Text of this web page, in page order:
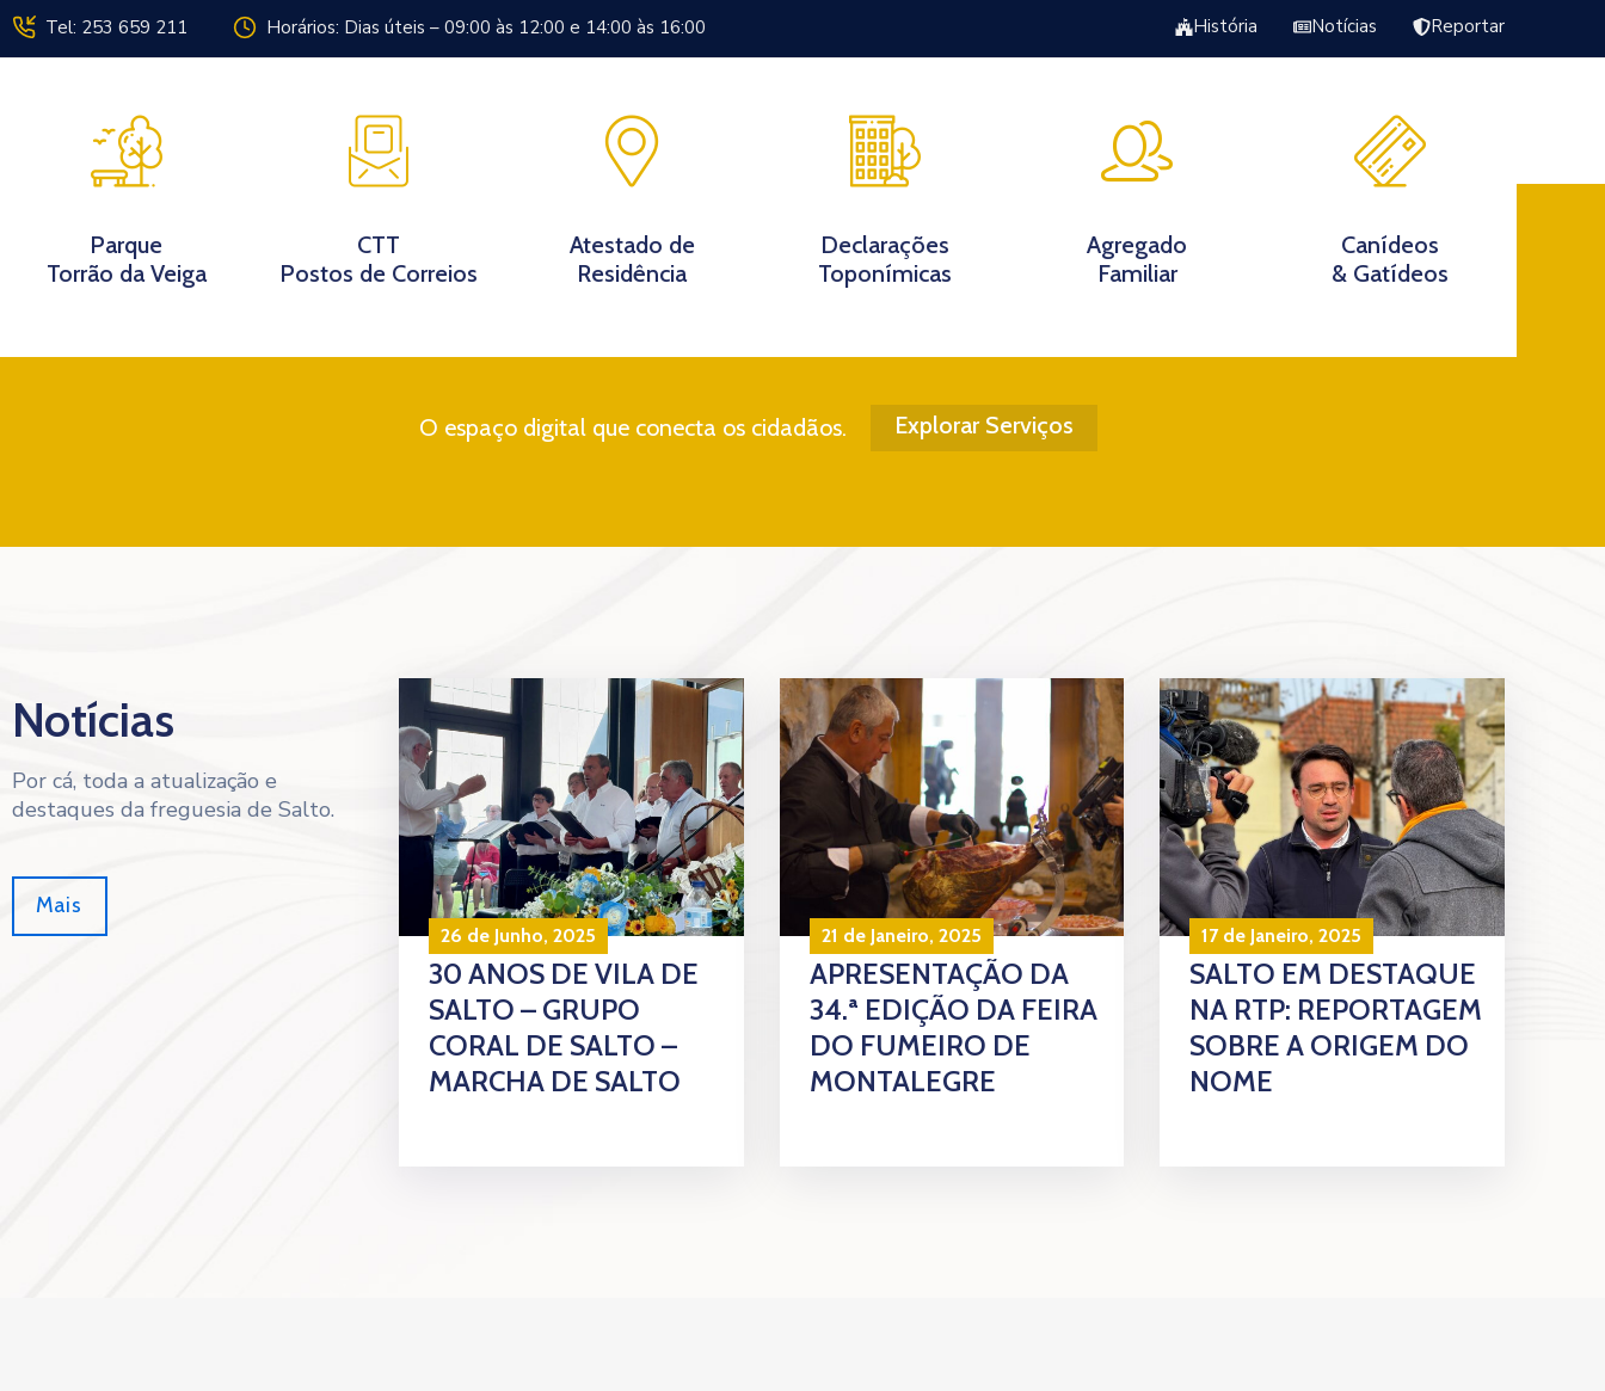
Tel: 253 659 211 Horários: Dias úteis – 09:00 às 12:00 e 14:00 às 16:00 História Notícias Reportar
Instituição Documentos Notícias Turismo Excursão Torrão da Veiga
Parque
Torrão da Veiga
CTT
Postos de Correios
Atestado de
Residência
Declarações
Toponímicas
Agregado
Familiar
Canídeos
& Gatídeos
O espaço digital que conecta os cidadãos. Explorar Serviços
Notícias
Por cá, toda a atualização e
destaques da freguesia de Salto.
Mais
26 de Junho, 2025
30 ANOS DE VILA DE
SALTO – GRUPO
CORAL DE SALTO –
MARCHA DE SALTO
21 de Janeiro, 2025
APRESENTAÇÃO DA
34.ª EDIÇÃO DA FEIRA
DO FUMEIRO DE
MONTALEGRE
17 de Janeiro, 2025
SALTO EM DESTAQUE
NA RTP: REPORTAGEM
SOBRE A ORIGEM DO
NOME